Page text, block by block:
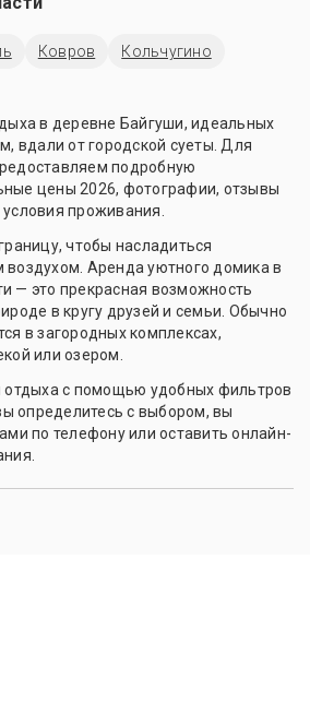
Ковров Кольчугино
в деревне Байгуши, идеальных
вдали от городской суеты. Для
подробную
цены 2026, фотографии, отзывы
проживания.
чтобы насладиться
Аренда уютного домика в
— это прекрасная возможность
в кругу друзей и семьи. Обычно
в загородных комплексах,
или озером.
отдыха с помощью удобных фильтров
определитесь с выбором, вы
по телефону или оставить онлайн-